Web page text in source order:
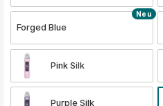
Forged Blue
Neu
Pink Silk
Purple Silk